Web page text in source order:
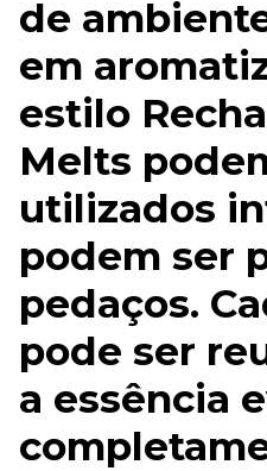
de
em
estilo
Melts
utilizados
podem ser
pedaços.
pode ser
a essência